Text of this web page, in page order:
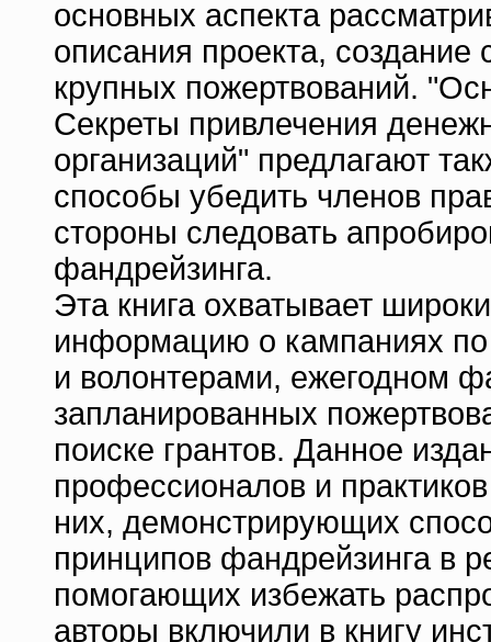
основных аспекта
описания проекта, создание
крупных пожертвований.
Секреты привлечения
организаций" предлагают
способы убедить членов
стороны следовать
фандрейзинга.
Эта книга охватывает
информацию о кампаниях по
и волонтерами, ежегодном
запланированных
поиске грантов. Данное
профессионалов и
них, демонстрирующих
принципов фандрейзинга в
помогающих избежать
авторы включили в книгу